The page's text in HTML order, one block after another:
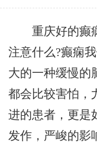
重庆好的癫痫
注意什么?癫痫
大的一种缓慢的
都会比较害怕，
进的患者，更是
发作，严峻的影